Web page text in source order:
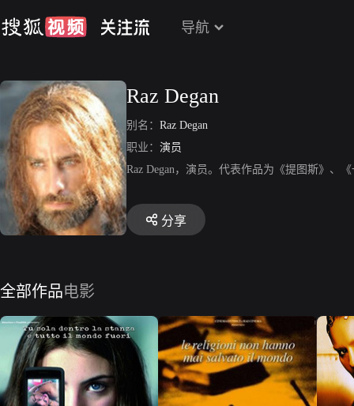
导航
Raz Degan
别名： Raz Degan
职业： 演员
Raz Degan，演员。代表作品为《提图斯》、
分享
全部作品电影